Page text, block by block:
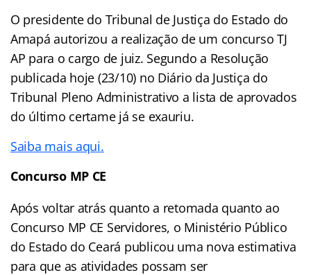
O presidente do Tribunal de Justiça do Estado do
Amapá autorizou a realização de um concurso TJ
AP para o cargo de juiz. Segundo a Resolução
publicada hoje (23/10) no Diário da Justiça do
Tribunal Pleno Administrativo a lista de aprovados
do último certame já se exauriu.
Saiba mais aqui.
Concurso MP CE
Após voltar atrás quanto a retomada quanto ao
Concurso MP CE Servidores, o Ministério Público
do Estado do Ceará publicou uma nova estimativa
para que as atividades possam ser